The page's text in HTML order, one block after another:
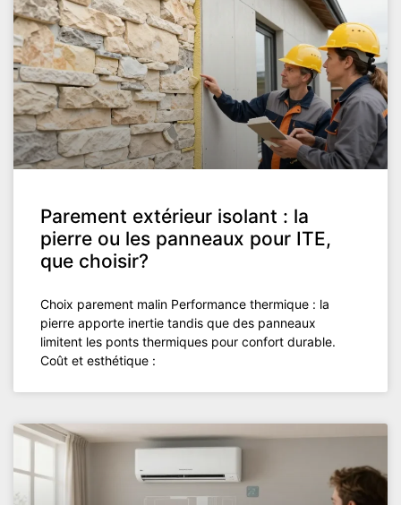
Parement extérieur isolant : la
pierre ou les panneaux pour ITE,
que choisir?
Choix parement malin Performance thermique : la
pierre apporte inertie tandis que des panneaux
limitent les ponts thermiques pour confort durable.
Coût et esthétique :